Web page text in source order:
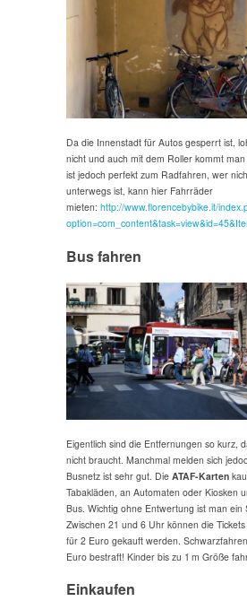
Da die Innenstadt für Autos gesperrt ist,
nicht und auch mit dem Roller kommt
ist jedoch perfekt zum Radfahren, wer
unterwegs ist, kann hier Fahrräder
mieten: http://www.florencebybike.it/
Bus fahren
Eigentlich sind die Entfernungen so kurz,
nicht braucht. Manchmal melden sich
Busnetz ist sehr gut. Die ATAF-Karten
Tabakläden, an Automaten oder Kiosken
Bus. Wichtig ohne Entwertung ist man ein
Zwischen 21 und 6 Uhr können die
für 2 Euro gekauft werden.
Euro bestraft! Kinder bis zu 1 m Größe
Einkaufen